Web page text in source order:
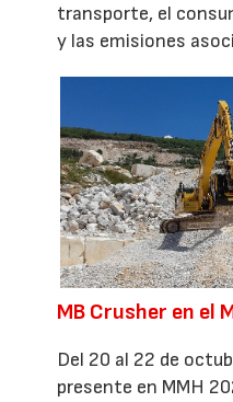
transporte, el
y las emisiones
MB Crusher en el
Del 20 al 22 de
presente en MMH